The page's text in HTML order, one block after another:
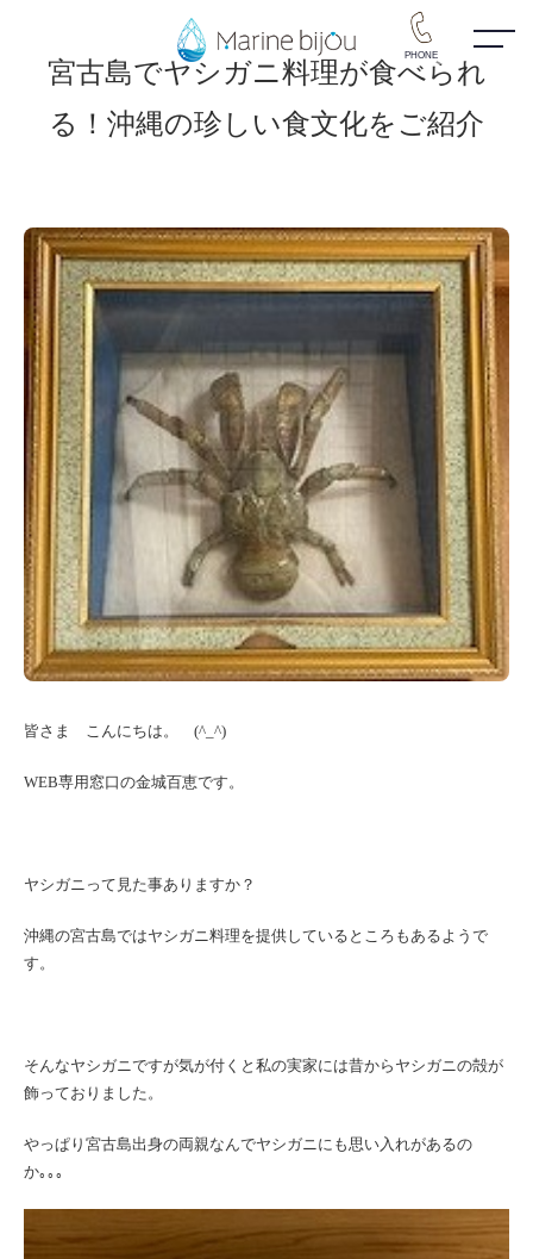
PHONE
宮古島でヤシガニ料理が食べられ
る！沖縄の珍しい食文化をご紹介
皆さま こんにちは。 (^_^)
WEB専用窓口の金城百恵です。
ヤシガニって見た事ありますか？
沖縄の宮古島ではヤシガニ料理を提供しているところもあるようで
す。
そんなヤシガニですが気が付くと私の実家には昔からヤシガニの殻が
飾っておりました。
やっぱり宮古島出身の両親なんでヤシガニにも思い入れがあるの
か｡｡｡